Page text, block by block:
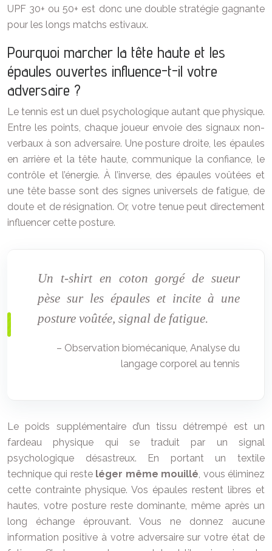
UPF 30+ ou 50+ est donc une double stratégie gagnante
pour les longs matchs estivaux.
Pourquoi marcher la tête haute et les
épaules ouvertes influence-t-il votre
adversaire ?
Le tennis est un duel psychologique autant que physique.
Entre les points, chaque joueur envoie des signaux non-
verbaux à son adversaire. Une posture droite, les épaules
en arrière et la tête haute, communique la confiance, le
contrôle et l’énergie. À l’inverse, des épaules voûtées et
une tête basse sont des signes universels de fatigue, de
doute et de résignation. Or, votre tenue peut directement
influencer cette posture.
Un t-shirt en coton gorgé de sueur
pèse sur les épaules et incite à une
posture voûtée, signal de fatigue.
– Observation biomécanique, Analyse du
langage corporel au tennis
Le poids supplémentaire d’un tissu détrempé est un
fardeau physique qui se traduit par un signal
psychologique désastreux. En portant un textile
technique qui reste léger même mouillé, vous éliminez
cette contrainte physique. Vos épaules restent libres et
hautes, votre posture reste dominante, même après un
long échange éprouvant. Vous ne donnez aucune
information positive à votre adversaire sur votre état de